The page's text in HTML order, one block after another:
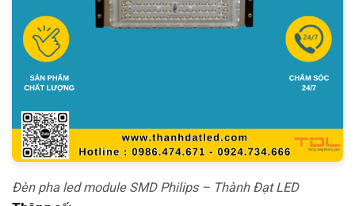
Đèn pha led module SMD Philips – Thành Đạt LED